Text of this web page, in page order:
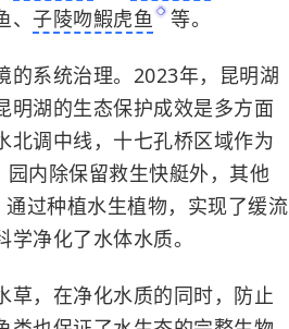
子陵吻鰕虎鱼 等。
的系统治理。2023年，昆明湖
明湖的生态保护成效是多方面
调中线， 十七孔桥区域作为
内除保留救生快艇外，其他
过种植水生植物，实现了缓流
净化了水体水质。
草，在净化水质的同时，防止